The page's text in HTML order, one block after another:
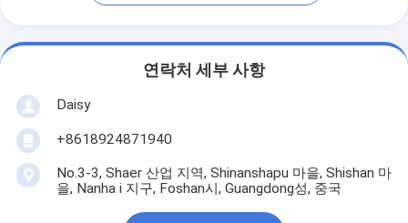
연락처 세부 사항
Daisy
+8618924871940
No.3-3, Shaer 산업 지역, Shinanshapu 마을, Shishan 마
을, Nanha i 지구, Foshan시, Guangdong성, 중국